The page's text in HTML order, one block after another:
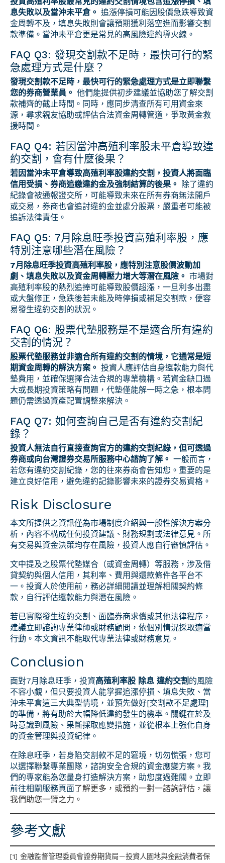
息失敗以及當沖未平倉。 追漲停損可能因股價急跌導致資
金周轉不及，填息失敗則會讓預期獲利落空進而影響交割
款準備。當沖未平倉更是常見的高風險違約導火線。
FAQ Q3: 發現交割款不足時，最快可行的緊
急處理方式是什麼？
發現交割款不足時，最快可行的緊急處理方式是立即聯繫
您的券商營業員。 他們能提供初步建議並協助您了解交割
款補齊的截止時間。同時，應同步清查所有可用資金來
源，尋求親友協助或評估合法資金周轉管道，爭取黃金救
援時間。
FAQ Q4: 若因當沖高殖利率股未平倉導致違
約交割，會有什麼後果？
若因當沖未平倉導致高殖利率股違約交割，投資人將面臨
信用受損、券商追繳違約金及強制結算的後果。
除了違約
紀錄會被通報證交所，可能導致未來在所有券商無法開戶
或交易，券商也會追討違約金並處分股票，嚴重者可能被
追訴法律責任。
FAQ Q5: 7月除息旺季投資高殖利率股，應
特別注意哪些潛在風險？
7月除息旺季投資高殖利率股，應特別注意股價波動加
劇、填息失敗以及資金周轉壓力增大等潛在風險。 市場對
高殖利率股的熱烈追捧可能導致股價超漲，一旦利多出盡
或大盤修正，急跌後若未能及時停損或補足交割款，便容
易發生違約交割的狀況。
FAQ Q6: 股票代墊服務是不是適合所有違約
交割的情況？
股票代墊服務並非適合所有違約交割的情境，它通常是短
期資金周轉的解決方案。 投資人應評估自身還款能力與代
墊費用，並確保選擇合法合規的專業機構。若資金缺口過
大或長期投資策略有問題，代墊僅能解一時之急，根本問
題仍需透過資產配置調整來解決。
FAQ Q7: 如何查詢自己是否有違約交割紀
錄？
投資人無法自行直接查詢官方的違約交割紀錄，但可透過
券商或向台灣證券交易所服務中心諮詢了解。 一般而言，
若您有違約交割紀錄，您的往來券商會告知您。重要的是
建立良好信用，避免違約記錄影響未來的證券交易資格。
Risk Disclosure
本文所提供之資訊僅為市場制度介紹與一般性解決方案分
析，內容不構成任何投資建議、財務規劃或法律意見。所
有交易與資金決策均存在風險，投資人應自行審慎評估。
文中提及之股票代墊媒合（或資金周轉）等服務，涉及借
貸契約與個人信用，其利率、費用與還款條件各平台不
一。投資人於使用前，務必詳細閱讀並理解相關契約條
款，自行評估還款能力與潛在風險。
若已實際發生違約交割、面臨券商求償或其他法律程序，
建議立即諮詢專業律師或財務顧問，依個別情況採取適當
行動。本文資訊不能取代專業法律或財務意見。
Conclusion
面對7月除息旺季，投資高殖利率股 除息 違約交割 的風險
不容小覷，但只要投資人能掌握追漲停損、填息失敗、當
沖未平倉這三大典型情境，並預先做好[交割款不足處理]
的準備，將有助於大幅降低違約發生的機率。關鍵在於及
時意識到風險、果斷採取應變措施，並從根本上強化自身
的資金管理與投資紀律。
在除息旺季，若身陷交割款不足的窘境，切勿慌張，您可
以選擇聯繫專業團隊，諮詢安全合規的資金應變方案。我
們的專家能為您量身打造解決方案，助您度過難關。立即
前往相關服務頁面了解更多，或預約一對一諮詢評估，讓
我們助您一臂之力。
參考文獻
[1] 金融監督管理委員會證券期貨局－投資人園地與金融消費者保